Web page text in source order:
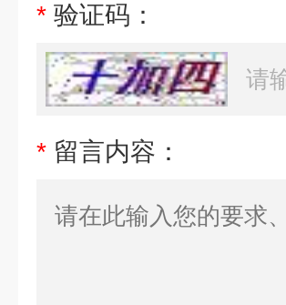
* 验证码：
* 留言内容：